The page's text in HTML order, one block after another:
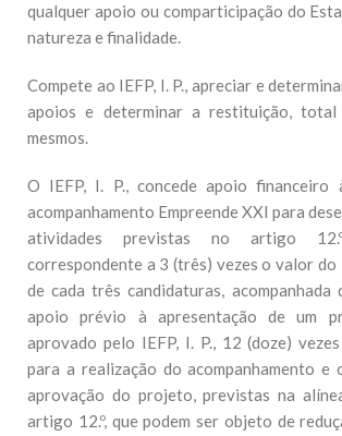
qualquer apoio ou comparticipação do
natureza e finalidade.
Compete ao IEFP, I. P., apreciar e
apoios e determinar a restituição,
mesmos.
O IEFP, I. P., concede apoio financeiro
acompanhamento Empreende XXI para
atividades previstas no artigo
correspondente a 3 (três) vezes o valor do
de cada três candidaturas, acompanhada
apoio prévio à apresentação de um
aprovado pelo IEFP, I. P., 12 (doze)
para a realização do acompanhamento e
aprovação do projeto, previstas na
artigo 12.º, que podem ser objeto de